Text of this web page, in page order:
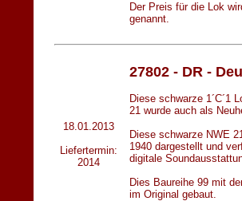
Der Preis für die Lok
genannt.
18.01.2013
Liefertermin:
2014
27802 - DR -
Diese schwarze 1´C´1
21 wurde auch als
Diese schwarze NWE
1940 dargestellt und
digitale
Dies Baureihe 99 mit
im Original gebaut.